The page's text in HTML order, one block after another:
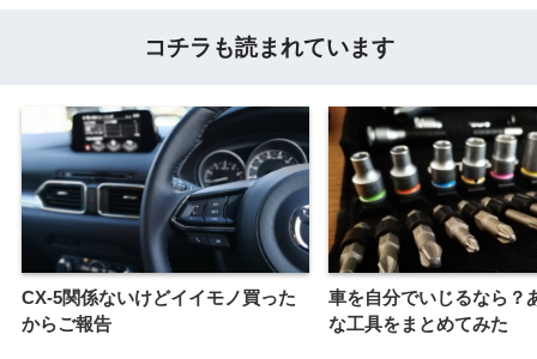
コチラも読まれています
CX-5関係ないけどイイモノ買った
からご報告
車を自分でいじるなら？
な工具をまとめてみた